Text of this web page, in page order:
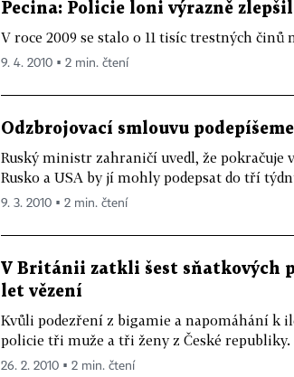
Pecina: Policie loni výrazně
V roce 2009 se stalo o 11 tisíc trestných
9. 4. 2010 ▪ 2 min. čtení
Odzbrojovací smlouvu
Ruský ministr zahraničí uvedl, že pokračuje
Rusko a USA by jí mohly podepsat do tří
9. 3. 2010 ▪ 2 min. čtení
V Británii zatkli šest sňatkových
let vězení
Kvůli podezření z bigamie a napomáhání k
policie tři muže a tři ženy z České republiky.
26. 2. 2010 ▪ 2 min. čtení